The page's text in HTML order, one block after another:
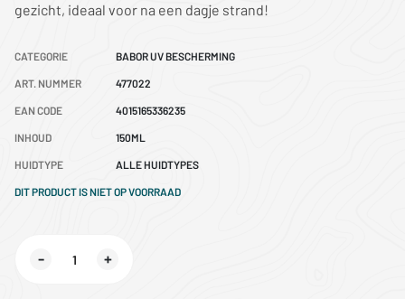
gezicht, ideaal voor na een dagje strand!
CATEGORIE BABOR UV BESCHERMING
ART. NUMMER 477022
EAN CODE 4015165336235
INHOUD 150ML
HUIDTYPE ALLE HUIDTYPES
DIT PRODUCT IS NIET OP VOORRAAD
- +